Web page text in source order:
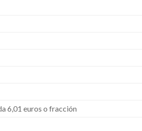
6,01 euros o fracción